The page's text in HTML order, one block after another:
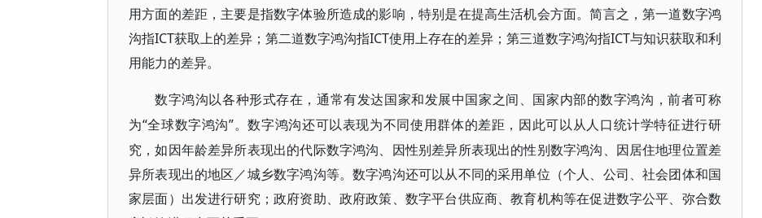
用方面的差距，主要是指数字体验所造成的影响，特别是在提高生活机会方面。简言之，第一道数字鸿
沟指ICT获取上的差异；第二道数字鸿沟指ICT使用上存在的差异；第三道数字鸿沟指ICT与知识获取和利
用能力的差异。
数字鸿沟以各种形式存在，通常有发达国家和发展中国家之间、国家内部的数字鸿沟，前者可称
为“全球数字鸿沟”。数字鸿沟还可以表现为不同使用群体的差距，因此可以从人口统计学特征进行研
究，如因年龄差异所表现出的代际数字鸿沟、因性别差异所表现出的性别数字鸿沟、因居住地理位置差
异所表现出的地区／城乡数字鸿沟等。数字鸿沟还可以从不同的采用单位（个人、公司、社会团体和国
家层面）出发进行研究；政府资助、政府政策、数字平台供应商、教育机构等在促进数字公平、弥合数